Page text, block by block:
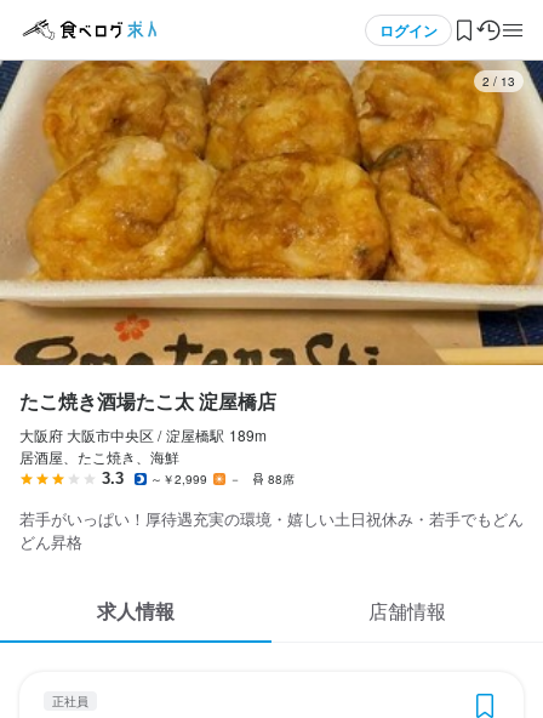
ログイン
ログイン・無料会員登録
食べログ求人TOP
求人検索
マイページ管理
気になる求人
検索履歴・保存した条件
応募履歴
WEB履歴書
3 / 13
たこ焼き酒場たこ太 淀屋橋店
大阪府 大阪市中央区 / 淀屋橋駅 189m
居酒屋、たこ焼き、海鮮
3.3 ～￥2,999 － 88席
若手がいっぱい！厚待遇充実の環境・嬉しい土日祝休み・若手でもどん
どん昇格
求人情報 店舗情報
正社員
正社員 たこ焼き酒場たこ太 淀屋橋店
店長候補・マネージャー
店長候補・マネージャー
月給240,000円〜300,000円
ボーナス・賞与あり 昇給あり 住宅手当あり 交通費支給
家族手当あり
インセンティブあり
給与補足
経験・スキルに応じて優遇します
【昇給】
年1回（4月）
【賞与】
年2回（6月・12月）
【別途手当】
時間外手当／全額支給！
役職手当
応募画面へ進む
正社員 たこ焼き酒場たこ太 淀屋橋店
ホールスタッフ・サービススタッフ
ホールスタッフ・サービススタッフ
月給220,000円〜240,000円
ボーナス・賞与あり 昇給あり 住宅手当あり 交通費支給
家族手当あり
インセンティブあり
給与補足
経験・スキルに応じて優遇します
【昇給】
年1回（4月）
【賞与】
年2回（6月・12月）
【別途手当】
時間外手当／全額支給！
役職手当
応募画面へ進む
正社員 たこ焼き酒場たこ太 淀屋橋店
料理長候補
料理長候補
月給240,000円〜300,000円
ボーナス・賞与あり 昇給あり 住宅手当あり 交通費支給
家族手当あり
インセンティブあり
給与補足
経験・スキルに応じて優遇します
【昇給】
年1回（4月）
【賞与】
年2回（6月・12月）
【別途手当】
時間外手当／全額支給！
役職手当
応募画面へ進む
正社員 たこ焼き酒場たこ太 淀屋橋店
調理師・調理スタッフ
調理師・調理スタッフ
月給220,000円〜240,000円
ボーナス・賞与あり 昇給あり 住宅手当あり 交通費支給
家族手当あり
インセンティブあり
給与補足
経験・スキルに応じて優遇します
【昇給】
年1回（4月）
【賞与】
年2回（6月・12月）
【別途手当】
時間外手当／全額支給！
役職手当
応募画面へ進む
アルバイト・パート たこ焼き酒場たこ太 淀屋橋店
ホールスタッフ・サービススタッフ
ホールスタッフ・サービススタッフ
時給1,300円〜
昇給あり 交通費支給 日払いOK 扶養内勤務OK
給与補足
【昇給】
がんばりと成長で昇給あり！
収入例
・学校終わりにバイトする学生さん
月収6万2400円／時給1300円、1日4時間、週3日の場合
応募画面へ進む
アルバイト・パート たこ焼き酒場たこ太 淀屋橋店
調理補助・調理見習い
調理補助・調理見習い
時給1,300円〜
昇給あり 交通費支給 日払いOK 扶養内勤務OK
給与補足
【昇給】
がんばりと成長で昇給あり！
収入例
・学校終わりにバイトする学生さん
月収6万2400円／時給1300円、1日4時間、週3日の場合
応募画面へ進む